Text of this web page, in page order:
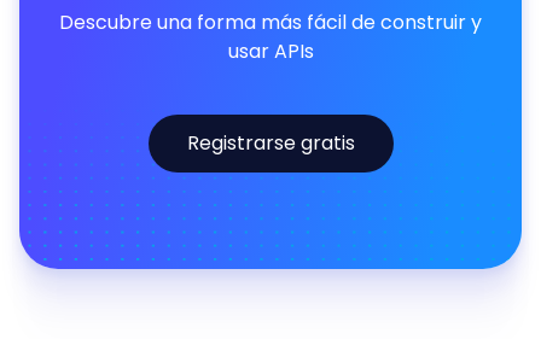
Descubre una forma más fácil de construir y
usar APIs
Registrarse gratis